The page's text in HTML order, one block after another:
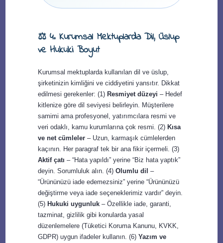
⚖️ 4. Kurumsal Mektuplarda Dil, Üslup
ve Hukuki Boyut
Kurumsal mektuplarda kullanılan dil ve üslup,
şirketinizin kimliğini ve ciddiyetini yansıtır. Dikkat
edilmesi gerekenler: (1)Resmiyet düzeyi – Hedef
kitlenize göre dil seviyesi belirleyin. Müşterilere
samimi ama profesyonel, yatırımcılara resmi ve
veri odaklı, kamu kurumlarına çok resmi. (2)Kısa
ve net cümleler – Uzun, karmaşık cümlelerden
kaçının. Her paragraf tek bir ana fikir içermeli. (3)
Aktif çatı – “Hata yapıldı” yerine “Biz hata yaptık”
deyin. Sorumluluk alın. (4)Olumlu dil –
“Ürününüzü iade edemezsiniz” yerine “Ürününüzü
değiştirme veya iade seçeneklerimiz vardır” deyin.
(5)Hukuki uygunluk – Özellikle iade, garanti,
tazminat, gizlilik gibi konularda yasal
düzenlemelere (Tüketici Koruma Kanunu, KVKK,
GDPR) uygun ifadeler kullanın. (6)Yazım ve